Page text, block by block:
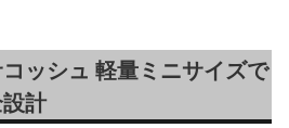
ッシュ 軽量ミニサイズで
計